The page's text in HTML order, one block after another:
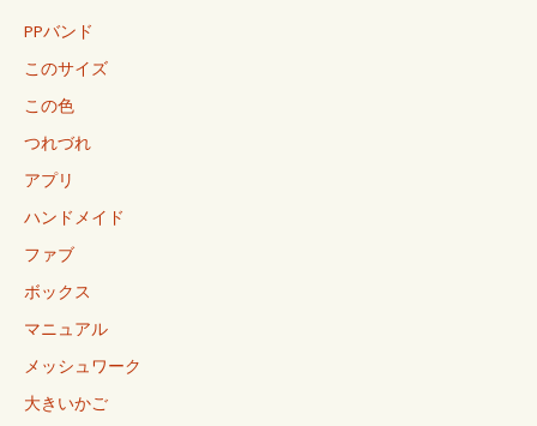
PPバンド
このサイズ
この色
つれづれ
アプリ
ハンドメイド
ファブ
ボックス
マニュアル
メッシュワーク
大きいかご